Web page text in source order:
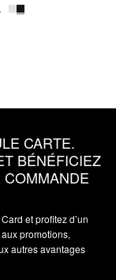
CARTE.
BÉNÉFICIEZ
et profitez d’un
promotions,
autres avantages